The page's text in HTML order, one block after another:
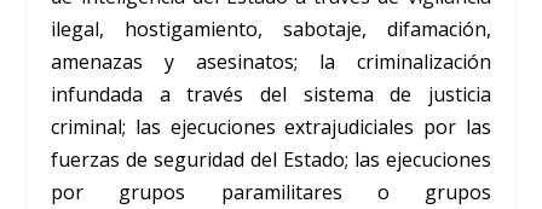
ilegal, hostigamiento, sabotaje, difamación,
amenazas y asesinatos; la criminalización
infundada a través del sistema de justicia
criminal; las ejecuciones extrajudiciales por las
fuerzas de seguridad del Estado; las ejecuciones
por grupos paramilitares o grupos